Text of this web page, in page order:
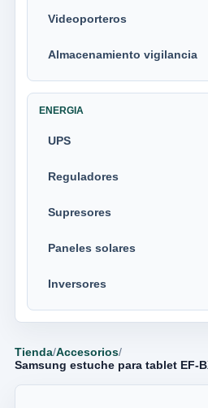
Videoporteros
Almacenamiento vigilancia
ENERGIA
UPS
Reguladores
Supresores
Paneles solares
Inversores
Tienda/Accesorios/
Samsung estuche para tablet EF-